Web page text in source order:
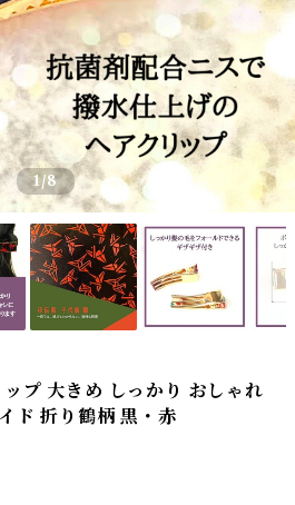
1/8
ップ 大きめ しっかり おしゃれ
ド 折り鶴柄 黒・赤